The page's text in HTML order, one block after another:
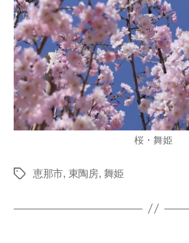
桜・舞姫
Tags恵那市, 東陶房, 舞姫